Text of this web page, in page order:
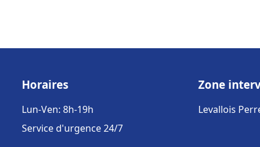
Horaires
Lun-Ven: 8h-19h
Service d'urgence 24/7
Zone
Levallois